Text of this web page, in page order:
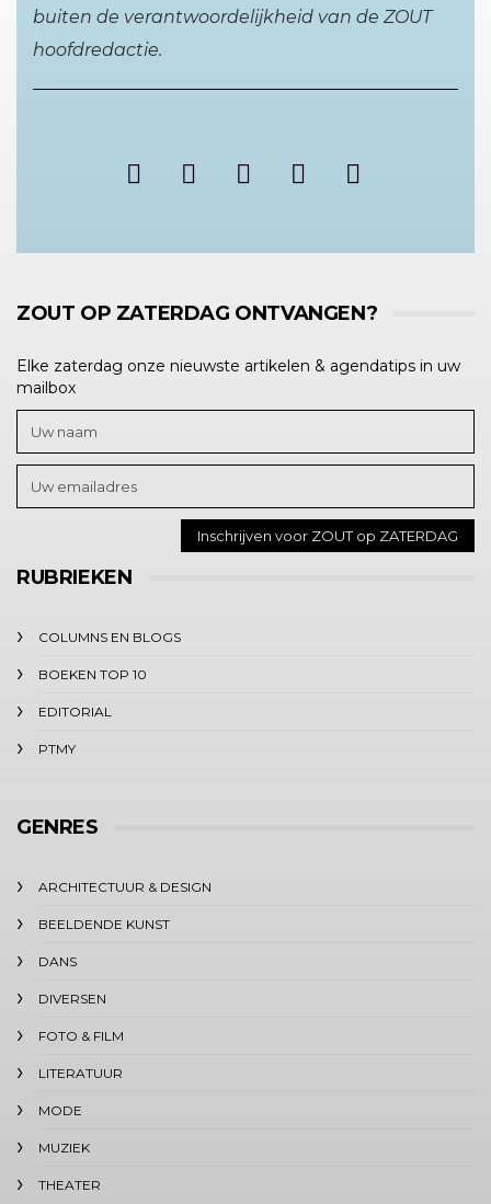
buiten de verantwoordelijkheid van de ZOUT
hoofdredactie.
ZOUT OP ZATERDAG ONTVANGEN?
Elke zaterdag onze nieuwste artikelen & agendatips in uw
mailbox
RUBRIEKEN
COLUMNS EN BLOGS
BOEKEN TOP 10
EDITORIAL
PTMY
GENRES
ARCHITECTUUR & DESIGN
BEELDENDE KUNST
DANS
DIVERSEN
FOTO & FILM
LITERATUUR
MODE
MUZIEK
THEATER